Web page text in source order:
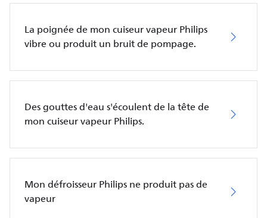
La poignée de mon cuiseur vapeur Philips
vibre ou produit un bruit de pompage.
Des gouttes d'eau s'écoulent de la tête de
mon cuiseur vapeur Philips.
Mon défroisseur Philips ne produit pas de
vapeur